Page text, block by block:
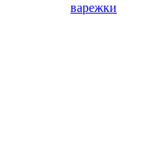
варежки